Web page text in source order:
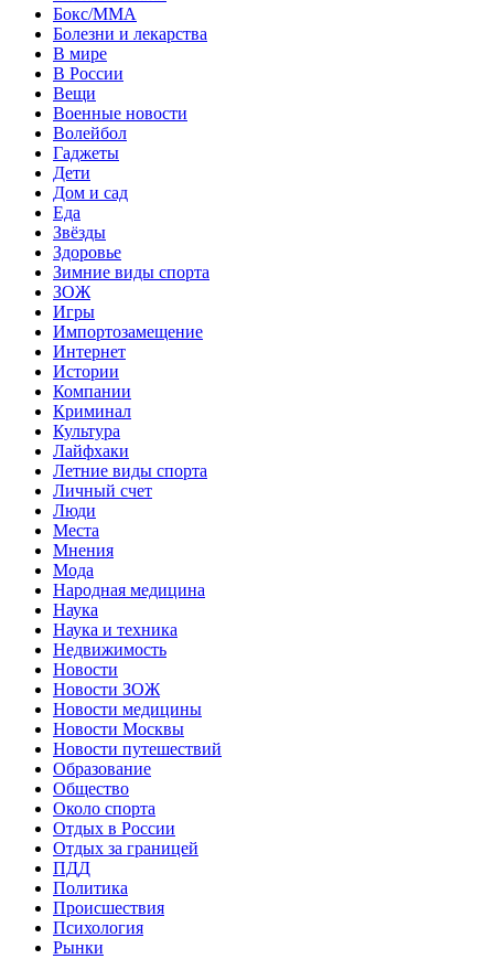
Бокс/MMA
Болезни и лекарства
В мире
В России
Вещи
Военные новости
Волейбол
Гаджеты
Дети
Дом и сад
Еда
Звёзды
Здоровье
Зимние виды спорта
ЗОЖ
Игры
Импортозамещение
Интернет
Истории
Компании
Криминал
Культура
Лайфхаки
Летние виды спорта
Личный счет
Люди
Места
Мнения
Мода
Народная медицина
Наука
Наука и техника
Недвижимость
Новости
Новости ЗОЖ
Новости медицины
Новости Москвы
Новости путешествий
Образование
Общество
Около спорта
Отдых в России
Отдых за границей
ПДД
Политика
Происшествия
Психология
Рынки